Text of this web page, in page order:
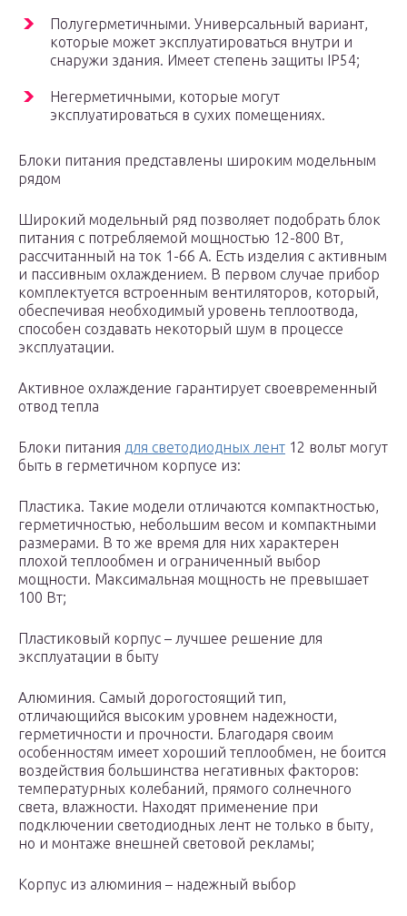
Полугерметичными. Универсальный вариант,
которые может эксплуатироваться внутри и
снаружи здания. Имеет степень защиты IP54;
Негерметичными, которые могут
эксплуатироваться в сухих помещениях.
Блоки питания представлены широким модельным
рядом
Широкий модельный ряд позволяет подобрать блок
питания с потребляемой мощностью 12-800 Вт,
рассчитанный на ток 1-66 А. Есть изделия с активным
и пассивным охлаждением. В первом случае прибор
комплектуется встроенным вентиляторов, который,
обеспечивая необходимый уровень теплоотвода,
способен создавать некоторый шум в процессе
эксплуатации.
Активное охлаждение гарантирует своевременный
отвод тепла
Блоки питания для светодиодных лент 12 вольт могут
быть в герметичном корпусе из:
Пластика. Такие модели отличаются компактностью,
герметичностью, небольшим весом и компактными
размерами. В то же время для них характерен
плохой теплообмен и ограниченный выбор
мощности. Максимальная мощность не превышает
100 Вт;
Пластиковый корпус – лучшее решение для
эксплуатации в быту
Алюминия. Самый дорогостоящий тип,
отличающийся высоким уровнем надежности,
герметичности и прочности. Благодаря своим
особенностям имеет хороший теплообмен, не боится
воздействия большинства негативных факторов:
температурных колебаний, прямого солнечного
света, влажности. Находят применение при
подключении светодиодных лент не только в быту,
но и монтаже внешней световой рекламы;
Корпус из алюминия – надежный выбор